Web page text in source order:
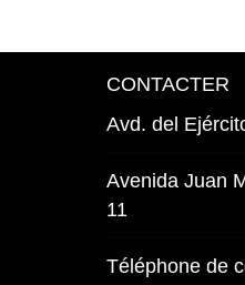
CONTACTER
Avd. del
Avenida Juan
11
Téléphone de